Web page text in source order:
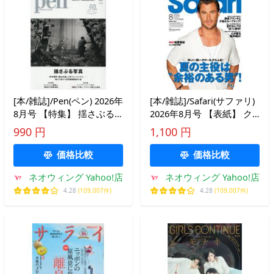
[本/雑誌]/Pen(ペン) 2026年
8月号 【特集】 揺さぶる
写真/CEメディアハ(雑誌)
990 円
価格比較
ネオウィング Yahoo!店
4.28 (109,007件)
[本/雑誌]/Safari(サファリ)
2026年8月号 【表紙】 ク
リス・ヘムズワース/マガ
ジンハウス(雑誌)
1,100 円
価格比較
ネオウィング Yahoo!店
4.28 (109,007件)